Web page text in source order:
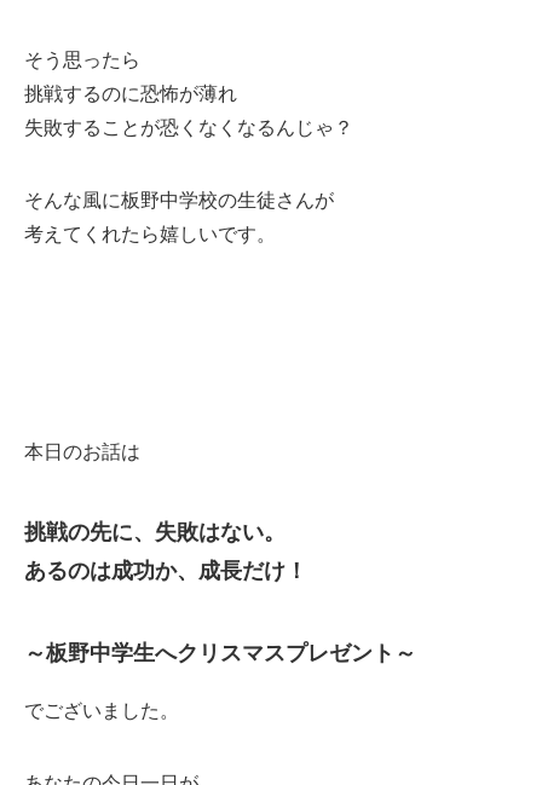
そう思ったら
挑戦するのに恐怖が薄れ
失敗することが恐くなくなるんじゃ？
そんな風に板野中学校の生徒さんが
考えてくれたら嬉しいです。
本日のお話は
挑戦の先に、失敗はない。
あるのは成功か、成長だけ！
～板野中学生へクリスマスプレゼント～
でございました。